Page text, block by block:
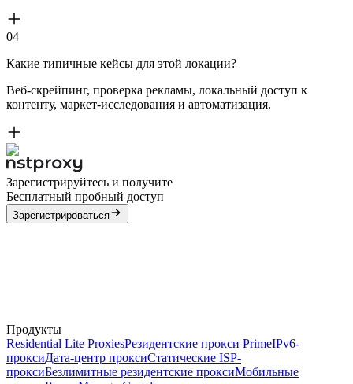
04
Какие типичные кейсы для этой локации?
Веб-скрейпинг, проверка рекламы, локальный доступ к
контенту, маркет-исследования и автоматизация.
Зарегистрируйтесь и получите
Бесплатный пробный доступ
Зарегистрироваться
Продукты
Residential Lite ProxiesРезидентские прокси PrimeIPv6-
проксиДата-центр проксиСтатические ISP-
проксиБезлимитные резидентские проксиМобильные